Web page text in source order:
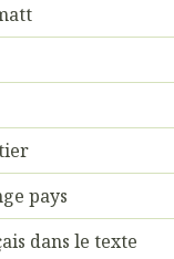
pays
dans le texte